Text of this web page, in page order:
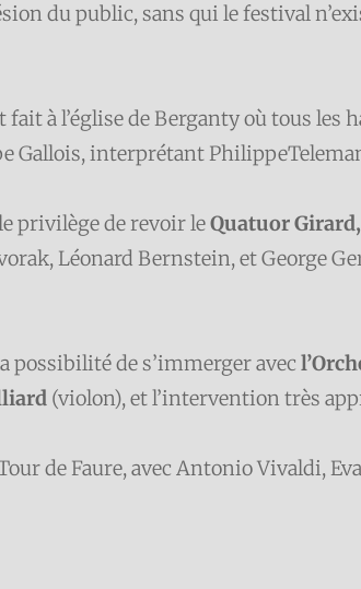
du public, sans qui le festival
fait à l’église de Berganty où tous
Gallois, interprétant
privilège de revoir leQuatuor
Léonard Bernstein, et George
possibilité de s’immerger avec
(violon), et l’intervention très
de Faure, avec Antonio Vivaldi,